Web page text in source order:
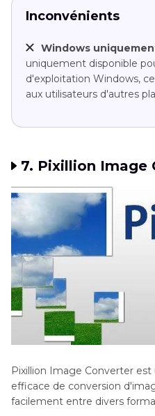
Inconvénients
Windows
uniquement disponible
d'exploitation Windows,
aux utilisateurs d'autres
7. Pixillion Image
Pixillion Image Converter
efficace de conversion
facilement entre divers